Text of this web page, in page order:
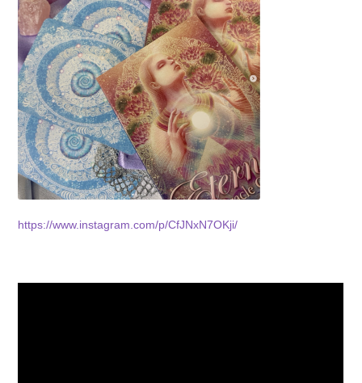
https://www.instagram.com/p/CfJNxN7OKji/